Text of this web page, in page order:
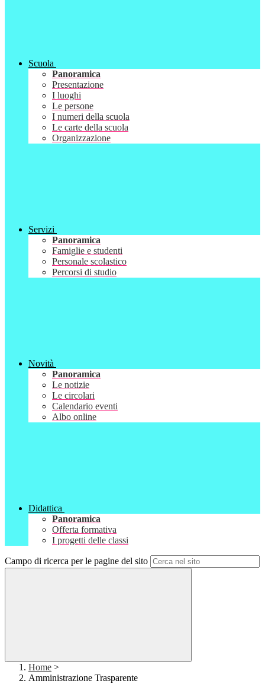
Scuola
Panoramica
Presentazione
I luoghi
Le persone
I numeri della scuola
Le carte della scuola
Organizzazione
Servizi
Panoramica
Famiglie e studenti
Personale scolastico
Percorsi di studio
Novità
Panoramica
Le notizie
Le circolari
Calendario eventi
Albo online
Didattica
Panoramica
Offerta formativa
I progetti delle classi
Campo di ricerca per le pagine del sito
Home >
Amministrazione Trasparente